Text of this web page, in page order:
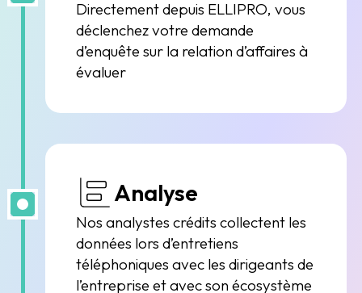
Directement depuis ELLIPRO, vous
déclenchez votre demande
d’enquête sur la relation d’affaires à
évaluer
Analyse
Nos analystes crédits collectent les
données lors d’entretiens
téléphoniques avec les dirigeants de
l’entreprise et avec son écosystème